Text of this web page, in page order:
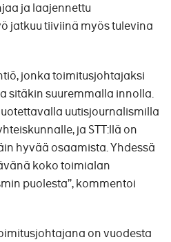
ja laajennettu
jatkuu tiiviinä myös tulevina
jonka toimitusjohtajaksi
sitäkin suuremmalla innolla.
uutisjournalismilla
ja STT:llä on
hyvää osaamista. Yhdessä
koko toimialan
puolesta”, kommentoi
on vuodesta